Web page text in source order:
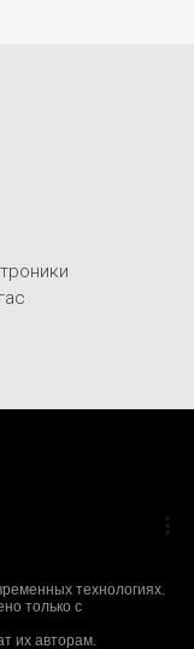
технологиях.
только с
их авторам.